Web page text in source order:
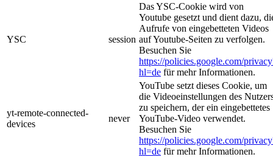
YSC session
Das YSC-Cookie wird von
Youtube gesetzt und dient dazu,
Aufrufe von eingebetteten Videos
auf Youtube-Seiten zu verfolgen.
Besuchen Sie
https://policies.google.com/
hl=de für mehr Informationen.
yt-remote-connected-
devices
never
YouTube setzt dieses Cookie, um
die Videoeinstellungen des
zu speichern, der ein eingebettetes
YouTube-Video verwendet.
Besuchen Sie
https://policies.google.com/
hl=de für mehr Informationen.